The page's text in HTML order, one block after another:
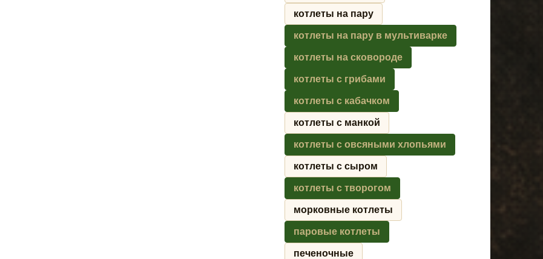
котлеты на пару
котлеты на пару в мультиварке
котлеты на сковороде
котлеты с грибами
котлеты с кабачком
котлеты с манкой
котлеты с овсяными хлопьями
котлеты с сыром
котлеты с творогом
морковные котлеты
паровые котлеты
печеночные